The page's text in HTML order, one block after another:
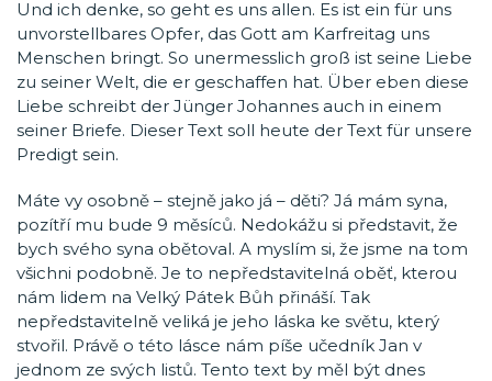
Und ich denke, so geht es uns allen. Es ist ein für uns
unvorstellbares Opfer, das Gott am Karfreitag uns
Menschen bringt. So unermesslich groß ist seine Liebe
zu seiner Welt, die er geschaffen hat. Über eben diese
Liebe schreibt der Jünger Johannes auch in einem
seiner Briefe. Dieser Text soll heute der Text für unsere
Predigt sein.
Máte vy osobně – stejně jako já – děti? Já mám syna,
pozítří mu bude 9 měsíců. Nedokážu si představit, že
bych svého syna obětoval. A myslím si, že jsme na tom
všichni podobně. Je to nepředstavitelná oběť, kterou
nám lidem na Velký Pátek Bůh přináší. Tak
nepředstavitelně veliká je jeho láska ke světu, který
stvořil. Právě o této lásce nám píše učedník Jan v
jednom ze svých listů. Tento text by měl být dnes